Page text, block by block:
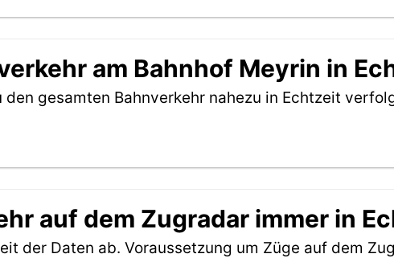
am Bahnhof Meyrin in
gesamten Bahnverkehr nahezu in Echtzeit
auf dem Zugradar immer in
der Daten ab. Voraussetzung um Züge auf dem